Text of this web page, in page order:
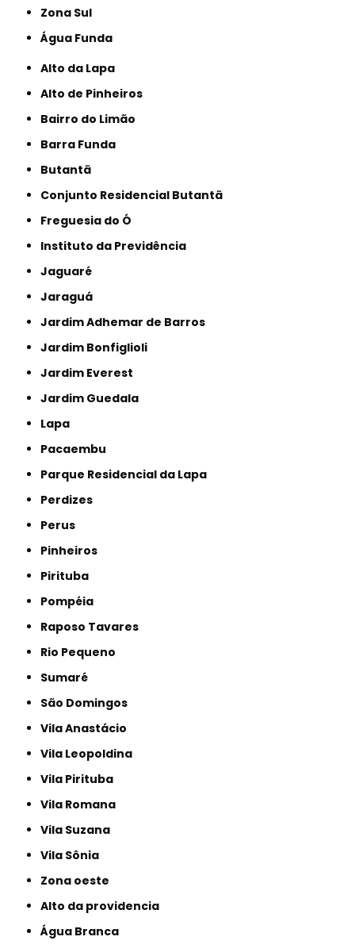
Zona Sul
Água Funda
Alto da Lapa
Alto de Pinheiros
Bairro do Limão
Barra Funda
Butantã
Conjunto Residencial Butantã
Freguesia do Ó
Instituto da Previdência
Jaguaré
Jaraguá
Jardim Adhemar de Barros
Jardim Bonfiglioli
Jardim Everest
Jardim Guedala
Lapa
Pacaembu
Parque Residencial da Lapa
Perdizes
Perus
Pinheiros
Pirituba
Pompéia
Raposo Tavares
Rio Pequeno
Sumaré
São Domingos
Vila Anastácio
Vila Leopoldina
Vila Pirituba
Vila Romana
Vila Suzana
Vila Sônia
Zona oeste
alto da providencia
Água Branca